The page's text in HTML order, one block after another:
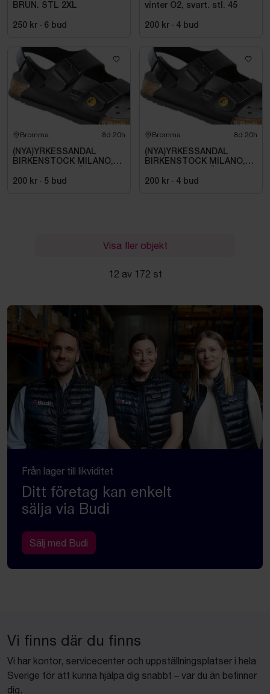
BRUN. STL 2XL
250 kr · 6 bud
vinter O2, svart. stl. 45
200 kr · 4 bud
Bromma 8d 20h
(NYA)YRKESSANDAL
BIRKENSTOCK MILANO,
SVART. STL 42
200 kr · 5 bud
Bromma 8d 20h
(NYA)YRKESSANDAL
BIRKENSTOCK MILANO,
SVART. STL 42
200 kr · 4 bud
Visa fler objekt
12 av 172 st
Från lager till likviditet
Ditt företag kan enkelt
sälja via Budi
Sälj med Budi
Vi finns där du finns
Vi har kontor, servicecenter och uppställningsplatser i hela
Sverige för att kunna hjälpa dig snabbt – var du än befinner
dig.